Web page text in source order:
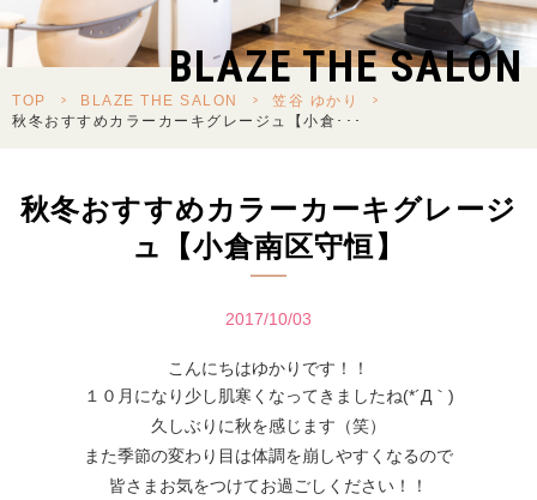
BLAZE THE SALON
TOP > BLAZE THE SALON > 笠谷 ゆかり
>
秋冬おすすめカラーカーキグレージュ【小倉･･･
秋冬おすすめカラーカーキグレージ
ュ【小倉南区守恒】
2017/10/03
こんにちはゆかりです！！
１０月になり少し肌寒くなってきましたね(*´Д｀)
久しぶりに秋を感じます（笑）
また季節の変わり目は体調を崩しやすくなるので
皆さまお気をつけてお過ごしください！！